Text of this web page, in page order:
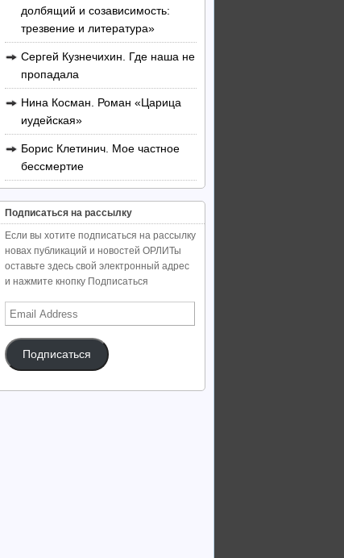
долбящий и созависимость:
трезвение и литература»
Сергей Кузнечихин. Где наша не
пропадала
Нина Косман. Роман «Царица
иудейская»
Борис Клетинич. Мое частное
бессмертие
Подписаться на рассылку
Если вы хотите подписаться на рассылку
новах публикаций и новостей ОРЛИТы
оставьте здесь свой электронный адрес
и нажмите кнопку Подписаться
Email
Address
Подписаться